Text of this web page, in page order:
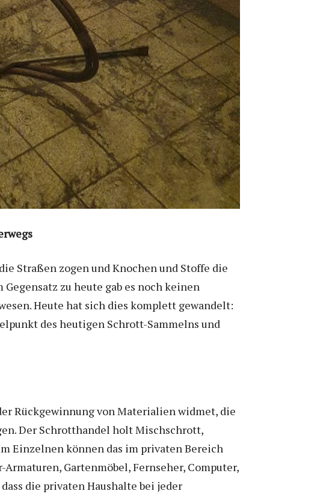
Straßen zogen und Knochen und Stoffe die
zu heute gab es noch keinen
Heute hat sich dies komplett gewandelt:
des heutigen Schrott-Sammelns und
Rückgewinnung von Materialien widmet, die
Der Schrotthandel holt Mischschrott,
Einzelnen können das im privaten Bereich
Gartenmöbel, Fernseher, Computer,
die privaten Haushalte bei jeder